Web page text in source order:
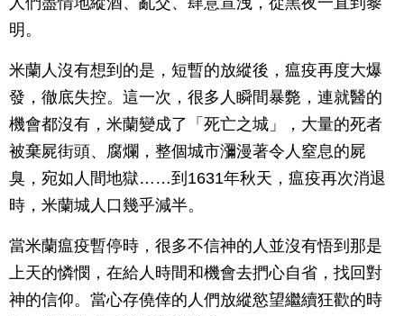
明。
米蘭人沒有想到的是，短暫的放縱後，瘟疫再度大爆
發，徹底失控。這一次，很多人瞬間暴斃，連就醫的
機會都沒有，米蘭變成了「死亡之城」，大量的死者
被棄屍街頭、腐爛，整個城市瀰漫著令人窒息的屍
臭，宛如人間地獄……到1631年秋天，瘟疫再次消退
時，米蘭城人口幾乎減半。
當米蘭瘟疫暫停時，很多不信神的人並沒有悟到那是
上天的憐憫，在給人時間和機會去捫心自省，找回對
神的信仰。當心存僥倖的人們放縱慾望繼續狂歡的時